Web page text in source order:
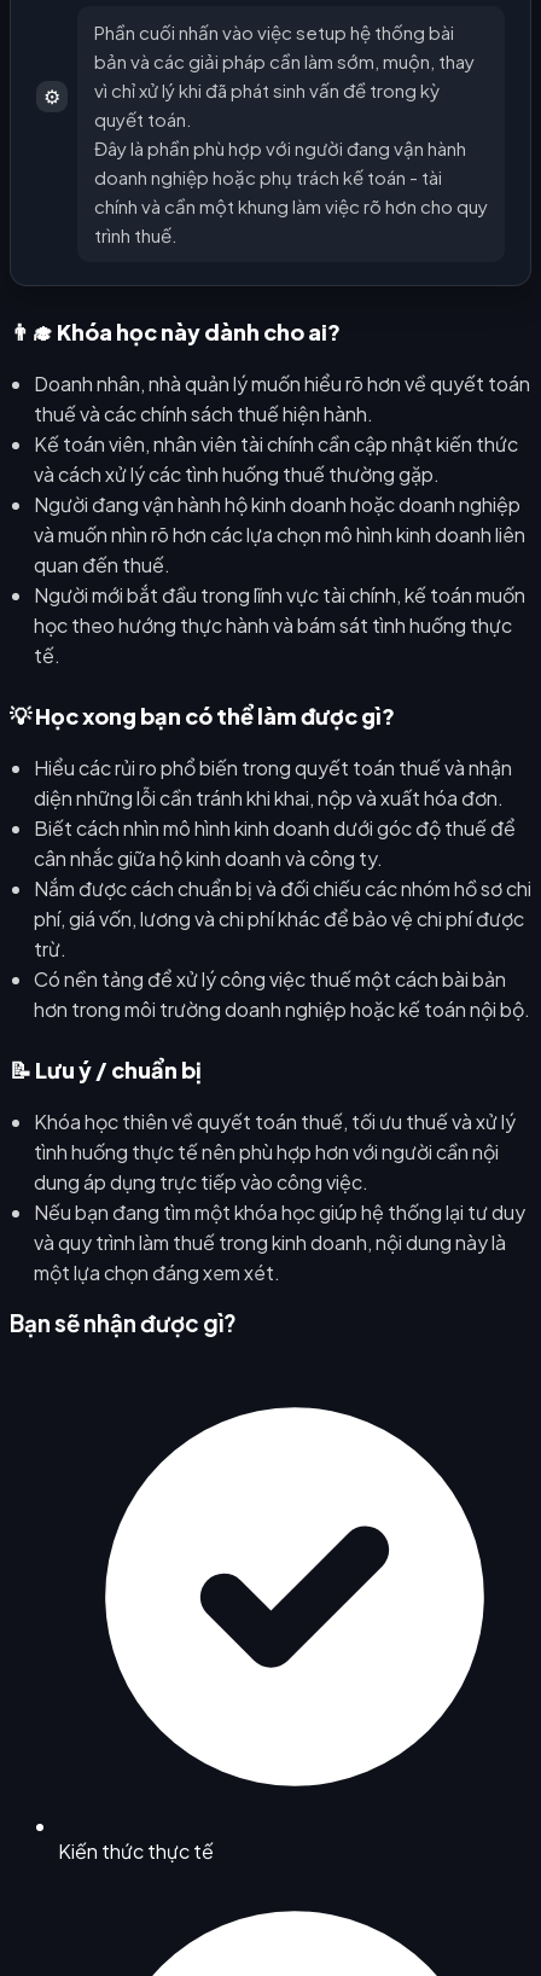
⚙️
Phần cuối nhấn vào việc setup hệ thống bài
bản và các giải pháp cần làm sớm, muộn, thay
vì chỉ xử lý khi đã phát sinh vấn đề trong kỳ
quyết toán.
Đây là phần phù hợp với người đang vận hành
doanh nghiệp hoặc phụ trách kế toán - tài
chính và cần một khung làm việc rõ hơn cho quy
trình thuế.
👨‍🎓 Khóa học này dành cho ai?
Doanh nhân, nhà quản lý muốn hiểu rõ hơn về quyết toán
thuế và các chính sách thuế hiện hành.
Kế toán viên, nhân viên tài chính cần cập nhật kiến thức
và cách xử lý các tình huống thuế thường gặp.
Người đang vận hành hộ kinh doanh hoặc doanh nghiệp
và muốn nhìn rõ hơn các lựa chọn mô hình kinh doanh liên
quan đến thuế.
Người mới bắt đầu trong lĩnh vực tài chính, kế toán muốn
học theo hướng thực hành và bám sát tình huống thực
tế.
💡 Học xong bạn có thể làm được gì?
Hiểu các rủi ro phổ biến trong quyết toán thuế và nhận
diện những lỗi cần tránh khi khai, nộp và xuất hóa đơn.
Biết cách nhìn mô hình kinh doanh dưới góc độ thuế để
cân nhắc giữa hộ kinh doanh và công ty.
Nắm được cách chuẩn bị và đối chiếu các nhóm hồ sơ chi
phí, giá vốn, lương và chi phí khác để bảo vệ chi phí được
trừ.
Có nền tảng để xử lý công việc thuế một cách bài bản
hơn trong môi trường doanh nghiệp hoặc kế toán nội bộ.
📝 Lưu ý / chuẩn bị
Khóa học thiên về quyết toán thuế, tối ưu thuế và xử lý
tình huống thực tế nên phù hợp hơn với người cần nội
dung áp dụng trực tiếp vào công việc.
Nếu bạn đang tìm một khóa học giúp hệ thống lại tư duy
và quy trình làm thuế trong kinh doanh, nội dung này là
một lựa chọn đáng xem xét.
Bạn sẽ nhận được gì?
Kiến thức thực tế